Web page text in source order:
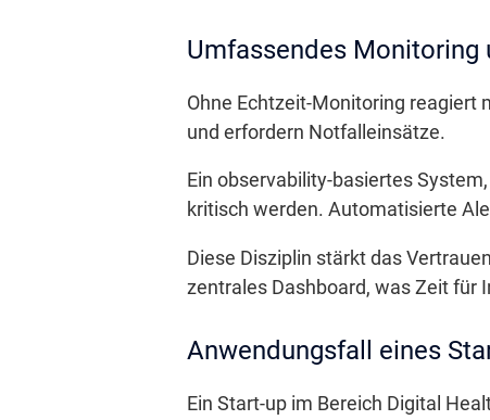
Umfassendes Monitoring
Ohne Echtzeit-Monitoring reagiert
und erfordern Notfalleinsätze.
Ein observability-basiertes
kritisch werden. Automatisierte
Diese Disziplin stärkt das
zentrales Dashboard, was Zeit für
Anwendungsfall eines
Ein Start-up im Bereich Digital